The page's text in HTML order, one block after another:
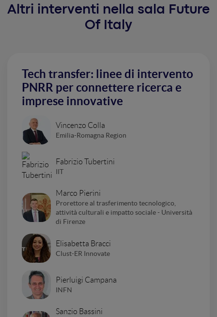
Altri interventi nella sala Future
Of Italy
Tech transfer: linee di intervento
PNRR per connettere ricerca e
imprese innovative
Vincenzo Colla
Emilia-Romagna Region
Fabrizio Tubertini
IIT
Marco Pierini
Prorettore al trasferimento tecnologico,
attività culturali e impatto sociale - Università
di Firenze
Elisabetta Bracci
Clust-ER Innovate
Pierluigi Campana
INFN
Sanzio Bassini